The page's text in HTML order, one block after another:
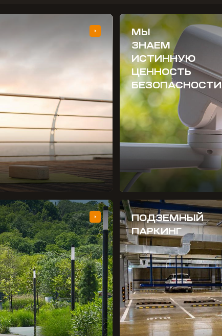
МЫ
ЗНАЕМ
ИСТИННУЮ
ЦЕННОСТЬ
БЕЗОПАСНОСТИ
ПОДЗЕМНЫЙ
ПАРКИНГ